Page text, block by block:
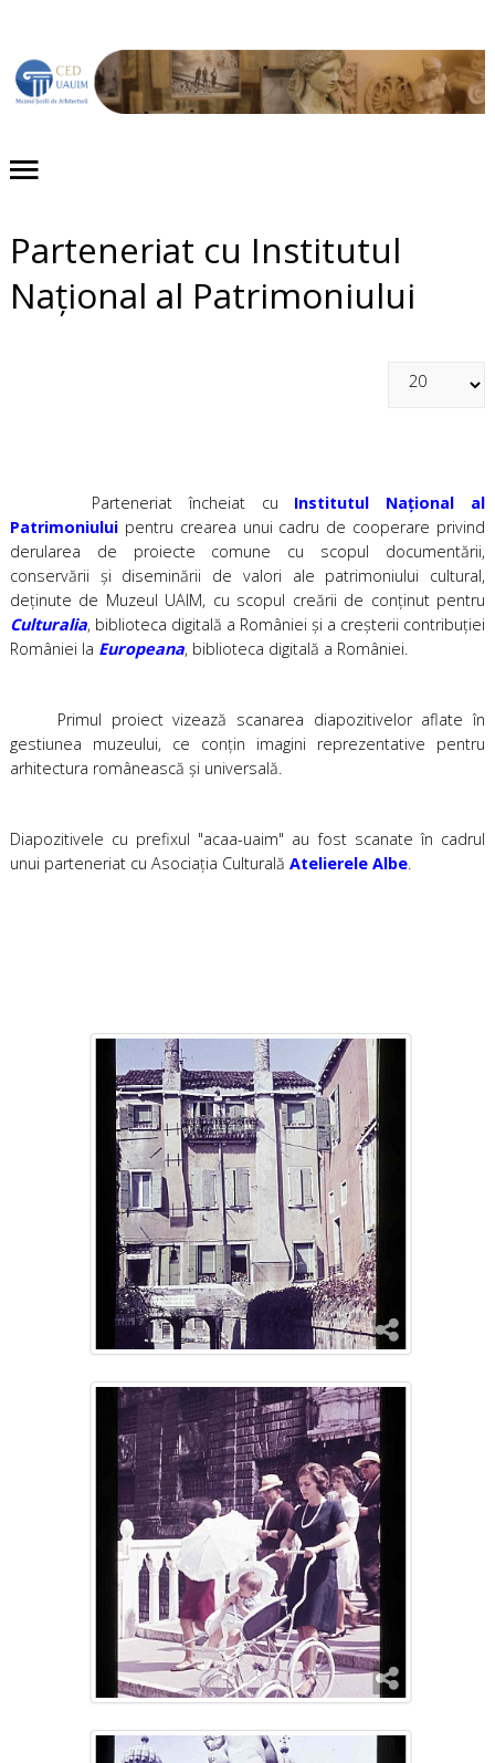
Despre noi
Publicaţii
Parteneriat cu Institutul
Național al Patrimoniului
Parteneriat încheiat cu
Institutul Național al
Patrimoniuluipentru crearea unui cadru de cooperare privind
derularea de proiecte comune cu scopul documentării,
conservării şi diseminării de valori ale patrimoniului cultural,
deţinute de Muzeul UAIM, cu scopul creării de conţinut pentru
Culturalia, biblioteca digitală a României şi a creşterii contribuţiei
României la Europeana, biblioteca digitală a României.
Primul proiect vizează scanarea diapozitivelor aflate în
gestiunea muzeului, ce conţin imagini reprezentative pentru
arhitectura românească şi universală.
Diapozitivele cu prefixul "acaa-uaim" au fost scanate în cadrul
unui parteneriat cu Asociația Culturală Atelierele Albe.